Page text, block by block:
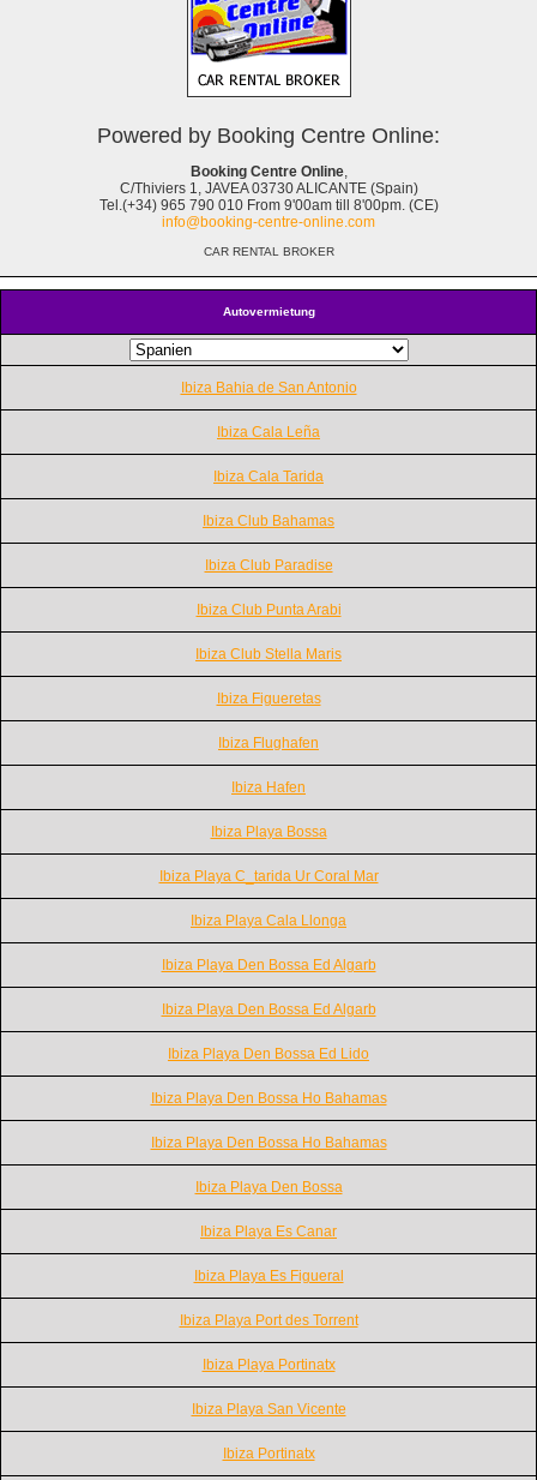
Autovermietung
Ibiza Bahia de San Antonio
Ibiza Cala Leña
Ibiza Cala Tarida
Ibiza Club Bahamas
Ibiza Club Paradise
Ibiza Club Punta Arabi
Ibiza Club Stella Maris
Ibiza Figueretas
Ibiza Flughafen
Ibiza Hafen
Ibiza Playa Bossa
Ibiza Playa C_tarida Ur Coral Mar
Ibiza Playa Cala Llonga
Ibiza Playa Den Bossa Ed Algarb
Ibiza Playa Den Bossa Ed Algarb
Ibiza Playa Den Bossa Ed Lido
Ibiza Playa Den Bossa Ho Bahamas
Ibiza Playa Den Bossa Ho Bahamas
Ibiza Playa Den Bossa
Ibiza Playa Es Canar
Ibiza Playa Es Figueral
Ibiza Playa Port des Torrent
Ibiza Playa Portinatx
Ibiza Playa San Vicente
Ibiza Portinatx
Powered by Booking Centre Online:
Booking Centre Online,
C/Thiviers 1, JAVEA 03730 ALICANTE (Spain)
Tel.(+34) 965 790 010 From 9'00am till 8'00pm. (CE)
info@booking-centre-online.com
CAR RENTAL BROKER